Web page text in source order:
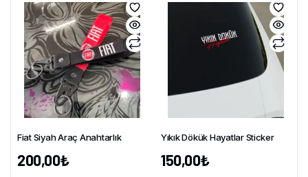
Fiat Siyah Araç Anahtarlık
200,00₺
Yıkık Dökük Hayatlar Sticker
150,00₺